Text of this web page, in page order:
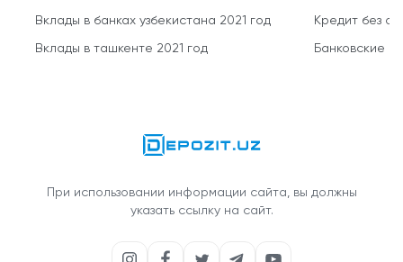
Вклады в банках узбекистана 2021 год
Вклады в ташкенте 2021 год
Кредит без
Банковские
При использовании информации сайта, вы должны
указать ссылку на сайт.